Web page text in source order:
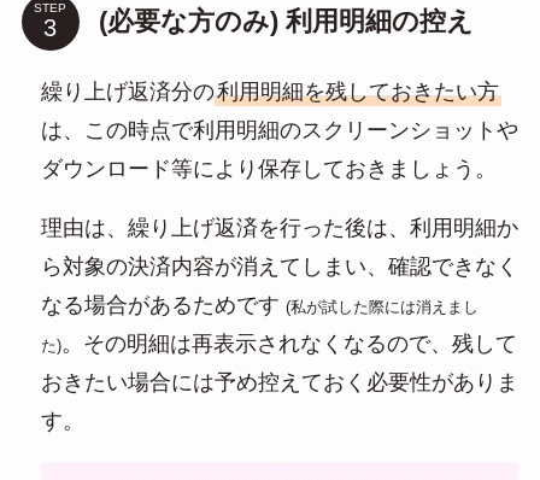
STEP (必要な方のみ) 利用明細の控え
繰り上げ返済分の利用明細を残しておきたい方
は、この時点で利用明細のスクリーンショットや
ダウンロード等により保存しておきましょう。
理由は、繰り上げ返済を行った後は、利用明細か
ら対象の決済内容が消えてしまい、確認できなく
なる場合があるためです (私が試した際には消えまし
た)。その明細は再表示されなくなるので、残して
おきたい場合には予め控えておく必要性がありま
す。